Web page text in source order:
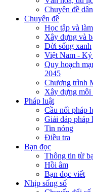
Chuyên đề
Chuyên đề
Học tập và
Xây dựng và
Đời sống xanh
Việt Nam -
Quy hoạch
2045
Chương trình
Xây dựng môi
Pháp luật
Cầu nối pháp
Giải đáp pháp
Tin nóng
Điều tra
Bạn đọc
Thông tin từ
Hồi âm
Bạn đọc viết
Nhịp sống số